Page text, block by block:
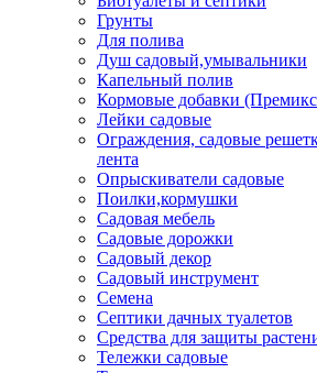
Грунты
Для полива
Душ садовый,умывальники
Капельный полив
Кормовые добавки
Лейки садовые
Ограждения, садовые
лента
Опрыскиватели садовые
Поилки,кормушки
Садовая мебель
Садовые дорожки
Садовый декор
Садовый инструмент
Семена
Септики дачных туалетов
Средства для защиты
Тележки садовые